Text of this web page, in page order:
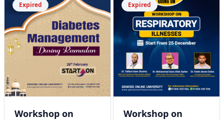
Expired
Workshop on
Expired
Workshop on